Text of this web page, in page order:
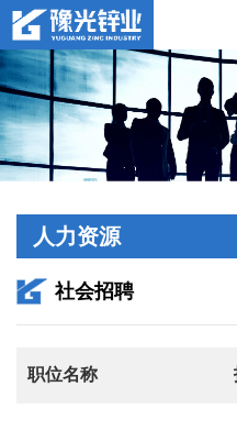
人力资源
社会招聘
职位名称